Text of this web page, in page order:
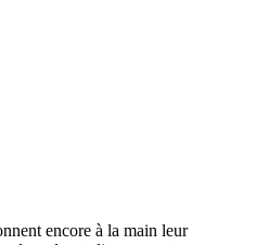
encore à la main leur